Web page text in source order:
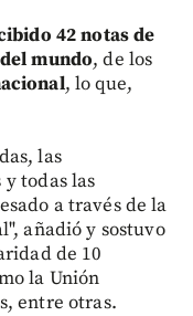
42 notas de
mundo, de los
, lo que,
las
todas las
a través de la
añadió y sostuvo
de 10
la Unión
entre otras.